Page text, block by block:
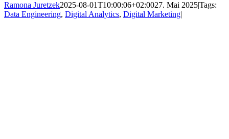
Ramona Juretzek2025-08-01T10:00:06+02:0027. Mai 2025|Tags:
Data Engineering, Digital Analytics, Digital Marketing|